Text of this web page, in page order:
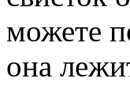
можете
она